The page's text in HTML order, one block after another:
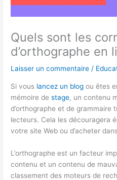
Quels sont les
d’orthographe en
Laisser un commentaire /
Si vous lancez un blog ou êtes
mémoire destage, un contenu
d’orthographe et de grammaire
lecteurs. Cela les découragera
votre site Web ou d’acheter
L’orthographe est un facteur
contenu et un contenu de
classement des moteurs de